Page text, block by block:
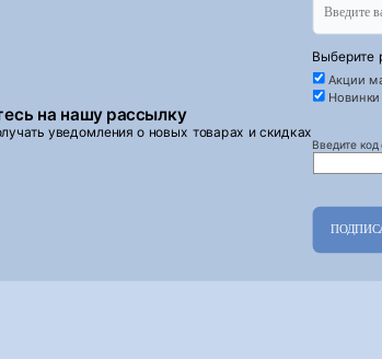
на нашу рассылку
уведомления о новых товарах и скидках
Выберите
Акции
Введите код